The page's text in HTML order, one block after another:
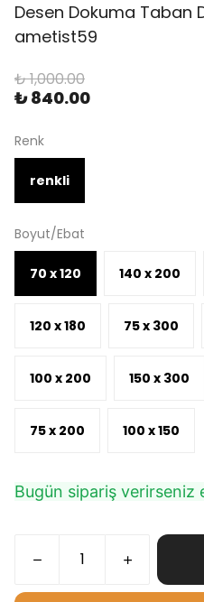
Desen Dokuma Taban
ametist59
₺ 1,000.00
₺ 840.00
Renk
renkli
Boyut/Ebat
70 x 120 140 x 200
120 x 180 75 x 300
100 x 200 150 x 300
75 x 200 100 x 150
Bugün sipariş verirseniz